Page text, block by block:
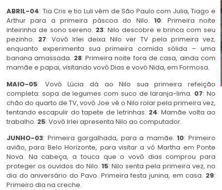
ABRIL-04: Tia Cris e tio Luli vêm de São Paulo com Julia, Tiago e
Arthur para a primeira páscoa do Nilo.10: Primeira noite
inteirinha de sono sereno. 23: Nilo descobre e brinca com seu
pezinho. 27: Vovô Irlei deixa Nilo ver TV pela primeira vez,
enquanto experimenta sua primeira comida sólida – uma
banana amassada. 28: Primeira noite fora de casa, ainda com
mamãe e papai, visitando vovô Dias e vovó Nida, em Formosa.
MAIO-05: Vovó Lúcia dá ao Nilo sua primeira refeição
completa: sopa de legumes com suco de laranja-lima. 07: No
chão do quarto de TV, vovô Joe vê o Nilo rolar pela primeira vez,
tentando escapulir do tapete de letrinhas. 24: Mamãe volta ao
trabalho. 25: Vovô Irlei apresenta Nilo ao computador.
JUNHO-03: Primeira gargalhada, para a mamãe.10: Primeiro
avião, para Belo Horizonte, para visitar a vó Martha em Ponte
Nova. Na cabeça, a touca que o vovô dias comprou para
proteger os ouvidos do Nilo. 15: Nilo senta pela primeira vez, no
dia do aniversário do Pavo. Primeira festa junina, em casa. 29:
Primeiro dia na creche.